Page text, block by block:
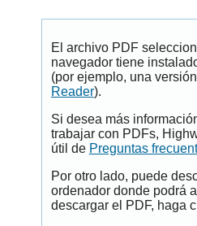
El archivo PDF
navegador tiene
(por ejemplo, una
Reader).
Si desea más
trabajar con PDFs,
útil de Preguntas
Por otro lado, puede
ordenador donde podrá
descargar el PDF, haga